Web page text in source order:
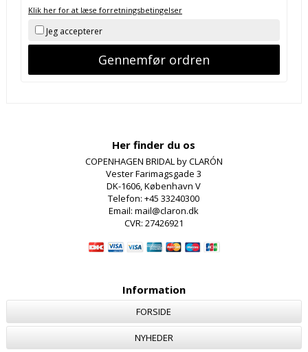
Klik her for at læse forretningsbetingelser
Jeg accepterer
Her finder du os
COPENHAGEN BRIDAL by CLARÓN
Vester Farimagsgade 3
DK-1606, København V
Telefon: +45 33240300
Email: mail@claron.dk
CVR: 27426921
Information
FORSIDE
NYHEDER